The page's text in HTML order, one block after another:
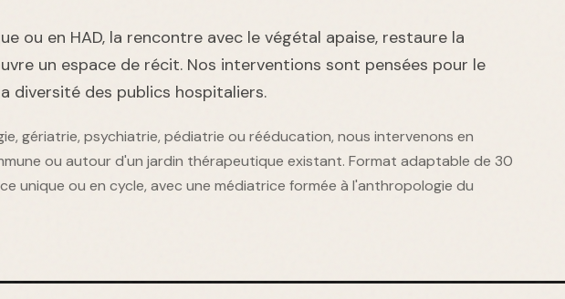
ou en HAD, la rencontre avec le végétal apaise, restaure la
un espace de récit. Nos interventions sont pensées pour le
diversité des publics hospitaliers.
gériatrie, psychiatrie, pédiatrie ou rééducation, nous intervenons en
ou autour d'un jardin thérapeutique existant. Format adaptable de 30
unique ou en cycle, avec une médiatrice formée à l'anthropologie du